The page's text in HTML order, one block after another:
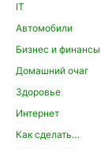
IT
Автомобили
Бизнес и финансы
Домашний очаг
Здоровье
Интернет
Как сделать…